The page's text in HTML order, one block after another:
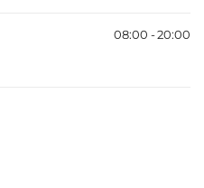
08:00 - 20:00